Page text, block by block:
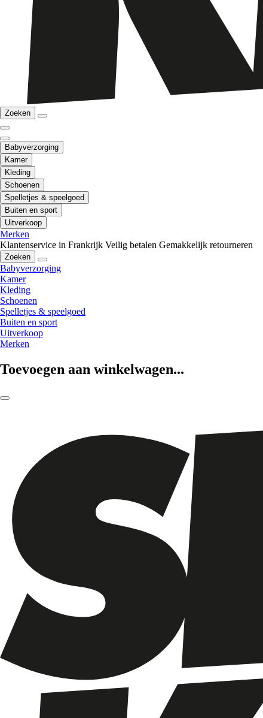
Zoeken
Babyverzorging
Kamer
Kleding
Schoenen
Spelletjes & speelgoed
Buiten en sport
Uitverkoop
Merken
Klantenservice in Frankrijk Veilig betalen Gemakkelijk retourneren
Zoeken
Babyverzorging
Kamer
Kleding
Schoenen
Spelletjes & speelgoed
Buiten en sport
Uitverkoop
Merken
Toevoegen aan winkelwagen...